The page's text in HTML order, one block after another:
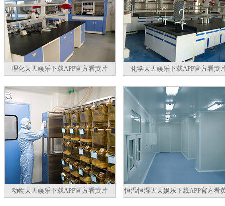
理化天天娱乐下载APP官方看黄片 化学天天娱乐下载APP官方看黄
动物天天娱乐下载APP官方看黄片 恒温恒湿天天娱乐下载APP官方看